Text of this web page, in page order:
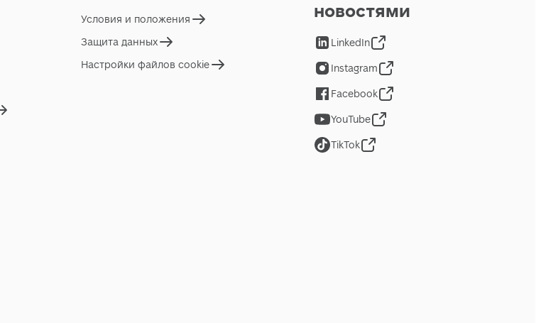
Условия и положения
Защита данных
Настройки файлов cookie
новостями
LinkedIn
Instagram
Facebook
YouTube
TikTok